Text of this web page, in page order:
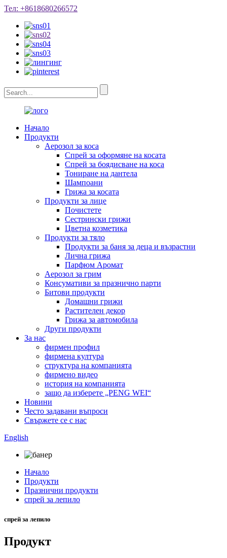
Тел: +8618680266572
Начало
Продукти
Аерозол за коса
Спрей за оформяне на косата
Спрей за боядисване на коса
Тониране на дантела
Шампоани
Грижа за косата
Продукти за лице
Почистете
Сестрински грижи
Цветна козметика
Продукти за тяло
Продукти за баня за деца и възрастни
Лична грижа
Парфюм Аромат
Аерозол за грим
Консумативи за празнично парти
Битови продукти
Домашни грижи
Растителен декор
Грижа за автомобила
Други продукти
За нас
фирмен профил
фирмена култура
структура на компанията
фирмено видео
история на компанията
защо да изберете „PENG WEI“
Новини
Често задавани въпроси
Свържете се с нас
English
Начало
Продукти
Празнични продукти
спрей за лепило
спрей за лепило
Продукт